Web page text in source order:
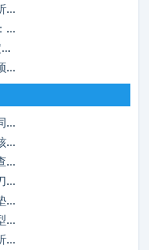
模切刀基材钢材全解析：碳钢、合金钢、高速
模切刀刃口几何设计：裁切品质与刀具寿命的
热处理工艺 —— 决定模切刀核心品质的底层
刀版弹垫失效预判与预防性更换管理：减少停
刀版弹垫排布技巧：同样的垫，不一样的模切
刀版弹垫老化失效的核心诱因与长效延寿实操
刀版弹垫高频故障排查与实操解决方案，告别
薄膜软包装专用模切刀选型：解决粘刀、拉丝
重载模切场景刀版弹垫选型：厚瓦楞、灰板加
瓦楞纸重载模切刀选型指南：破解厚材裁切的
模切刀基材钢材全解析：碳钢、合金钢、高速